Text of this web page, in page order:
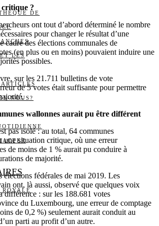
DE
LES
NOUS?
critique ?
ont tout d’abord déterminé le nombre
pour changer le résultat d’une
cadre des élections communales de
(en plus ou en moins) pouvaient induire une
possibles.
sur les 21.711 bulletins de vote
de 5 votes était suffisante pour permettre
wallonnes aurait pu être différent
pas isolé : au total, 64 communes
une situation critique, où une erreur
de moins de 1 % aurait pu conduire à
de majorité.
élections fédérales de mai 2019. Les
ont, là aussi, observé que quelques voix
différence : sur les 188.681 votes
du Luxembourg, une erreur de comptage
de 0,2 %) seulement aurait conduit au
parti au profit d’un autre.